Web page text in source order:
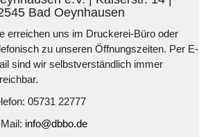
Bad Oeynhausen
erreichen uns im Druckerei-Büro oder
zu unseren Öffnungszeiten. Per E-
sind wir selbstverständlich immer
05731 22777
info@dbbo.de